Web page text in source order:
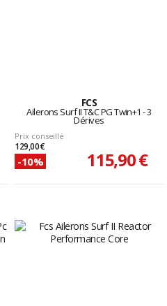
FCS
Ailerons Surf II T&C PG Twin+1 - 3
Dérives
Prix conseillé
129,00 €
-10% 115,90 €